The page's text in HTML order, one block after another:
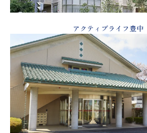
アクティブライフ豊中